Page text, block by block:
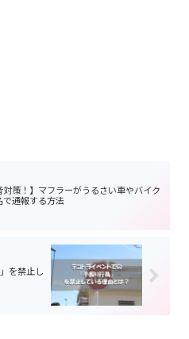
対策！】マフラーがうるさい車やバイク
で通報する方法
を禁止し